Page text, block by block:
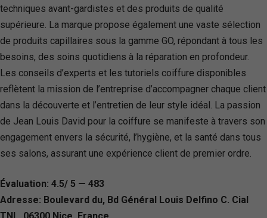
techniques avant-gardistes et des produits de qualité
supérieure. La marque propose également une vaste sélection
de produits capillaires sous la gamme GO, répondant à tous les
besoins, des soins quotidiens à la réparation en profondeur.
Les conseils d’experts et les tutoriels coiffure disponibles
reflètent la mission de l’entreprise d’accompagner chaque client
dans la découverte et l’entretien de leur style idéal. La passion
de Jean Louis David pour la coiffure se manifeste à travers son
engagement envers la sécurité, l’hygiène, et la santé dans tous
ses salons, assurant une expérience client de premier ordre.
Évaluation: 4.5/ 5 — 483
Adresse: Boulevard du, Bd Général Louis Delfino C. Cial
TNL, 06300 Nice, France